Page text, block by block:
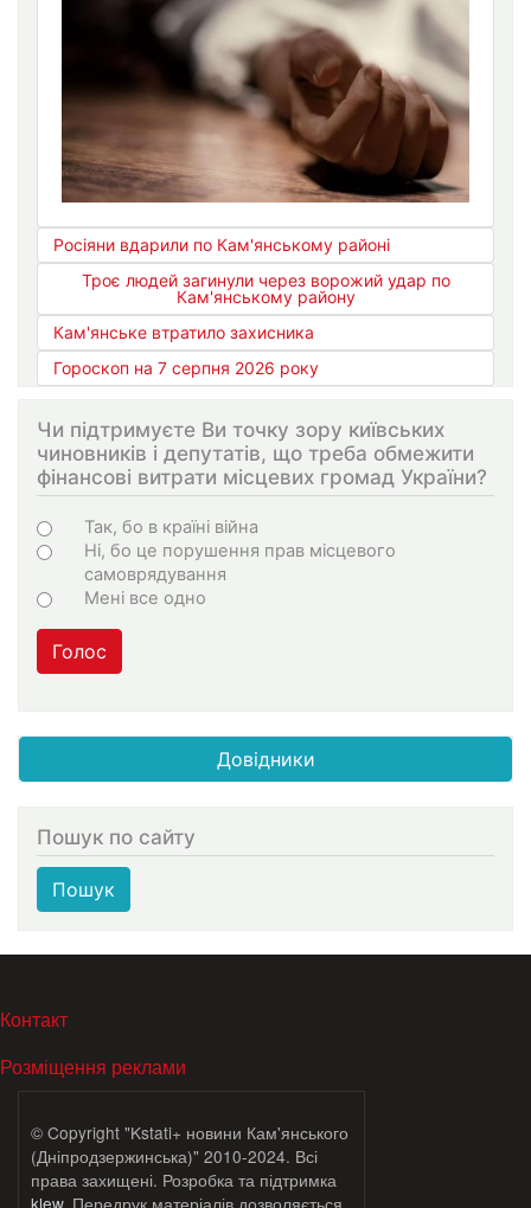
Росіяни вдарили по Кам'янському районі
Троє людей загинули через ворожий удар по
Кам'янському району
Кам'янське втратило захисника
Гороскоп на 7 серпня 2026 року
Чи підтримуєте Ви точку зору київських
чиновників і депутатів, що треба обмежити
фінансові витрати місцевих громад України?
Варіанти
Так, бо в країні війна
Ні, бо це порушення прав місцевого
самоврядування
Мені все одно
Голос
Довідники
Пошук по сайту
Пошук
МЕНЮ В ПОДВАЛЕ
Контакт
Розміщення реклами
© Copyright "Kstati+ новини Кам'янського
(Дніпродзержинська)" 2010-2024. Всі
права захищені. Розробка та підтримка
klew. Передрук матеріалів дозволяється